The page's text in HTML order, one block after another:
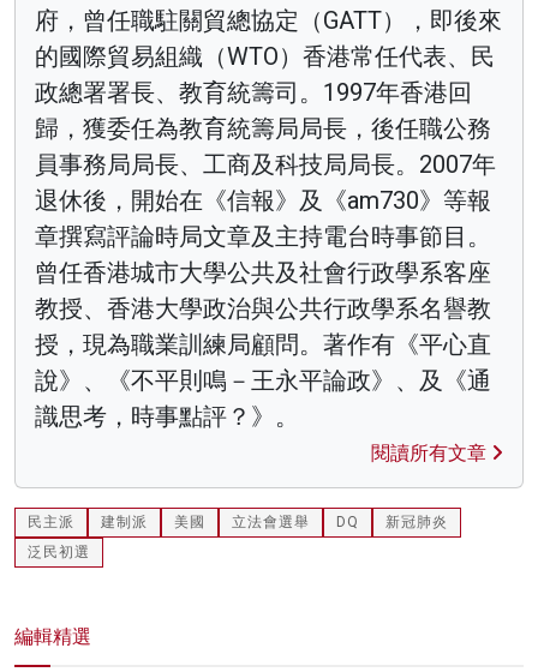
府，曾任職駐關貿總協定（GATT），即後來
的國際貿易組織（WTO）香港常任代表、民
政總署署長、教育統籌司。1997年香港回
歸，獲委任為教育統籌局局長，後任職公務
員事務局局長、工商及科技局局長。2007年
退休後，開始在《信報》及《am730》等報
章撰寫評論時局文章及主持電台時事節目。
曾任香港城市大學公共及社會行政學系客座
教授、香港大學政治與公共行政學系名譽教
授，現為職業訓練局顧問。著作有《平心直
說》、《不平則鳴－王永平論政》、及《通
識思考，時事點評？》。
閱讀所有文章
民主派 建制派 美國 立法會選舉 DQ
新冠肺炎
泛民初選
編輯精選